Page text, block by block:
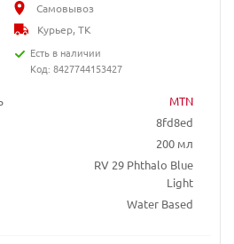
MTN
8fd8ed
200 мл
RV 29 Phthalo Blue
Light
Water Based
Самовывоз
Курьер, ТК
Есть в наличии
Код: 8427744153427